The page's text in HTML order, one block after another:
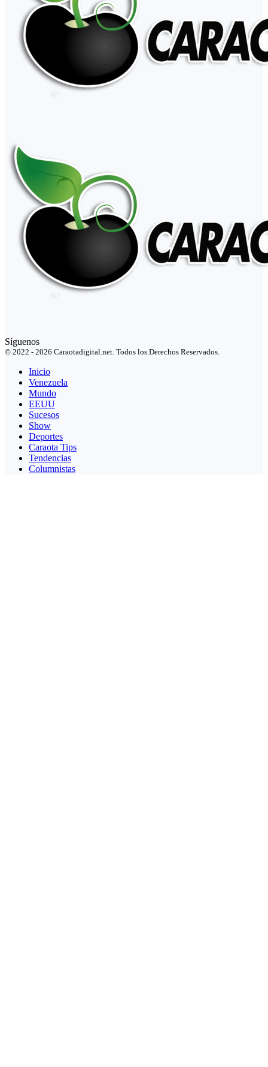
Síguenos
© 2022 - 2026 Caraotadigital.net. Todos los Derechos Reservados.
Inicio
Venezuela
Mundo
EEUU
Sucesos
Show
Deportes
Caraota Tips
Tendencias
Columnistas